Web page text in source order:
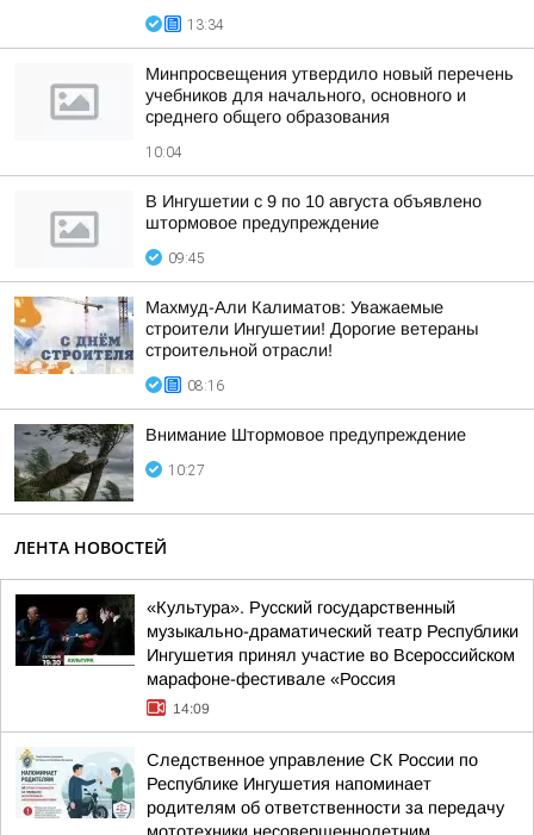
13:34
Минпросвещения утвердило новый перечень
учебников для начального, основного и
среднего общего образования
10:04
В Ингушетии с 9 по 10 августа объявлено
штормовое предупреждение
09:45
Махмуд-Али Калиматов: Уважаемые
строители Ингушетии! Дорогие ветераны
строительной отрасли!
08:16
Внимание Штормовое предупреждение
10:27
ЛЕНТА НОВОСТЕЙ
«Культура». Русский государственный
музыкально-драматический театр Республики
Ингушетия принял участие во Всероссийском
марафоне-фестивале «Россия
14:09
Следственное управление СК России по
Республике Ингушетия напоминает
родителям об ответственности за передачу